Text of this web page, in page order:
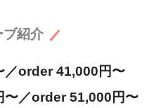
ブ紹介
order 41,000円〜
／order 51,000円〜